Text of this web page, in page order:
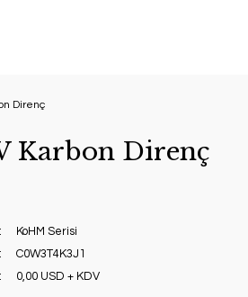
Direnç
Karbon Direnç
KoHM Serisi
C0W3T4K3J1
0,00 USD + KDV